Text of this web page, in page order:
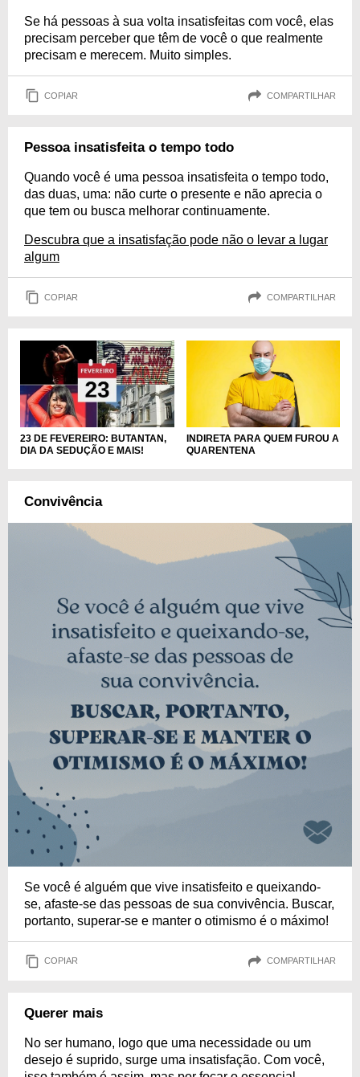
Se há pessoas à sua volta insatisfeitas com você, elas
precisam perceber que têm de você o que realmente
precisam e merecem. Muito simples.
COPIAR COMPARTILHAR
Pessoa insatisfeita o tempo todo
Quando você é uma pessoa insatisfeita o tempo todo,
das duas, uma: não curte o presente e não aprecia o
que tem ou busca melhorar continuamente.
Descubra que a insatisfação pode não o levar a lugar
algum
COPIAR COMPARTILHAR
23 DE FEVEREIRO: BUTANTAN,
DIA DA SEDUÇÃO E MAIS!
INDIRETA PARA QUEM FUROU A
QUARENTENA
Convivência
Se você é alguém que vive insatisfeito e queixando-
se, afaste-se das pessoas de sua convivência. Buscar,
portanto, superar-se e manter o otimismo é o máximo!
COPIAR COMPARTILHAR
Querer mais
No ser humano, logo que uma necessidade ou um
desejo é suprido, surge uma insatisfação. Com você,